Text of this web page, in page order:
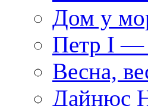
Дом у
Петр I —
Весна,
Дайнюс